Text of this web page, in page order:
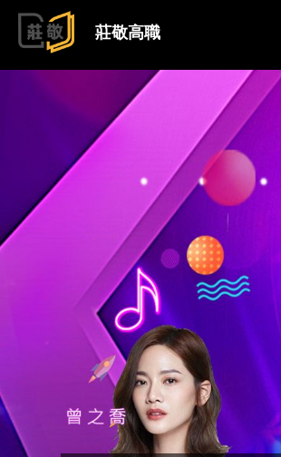
跳到主要內容
莊敬高職